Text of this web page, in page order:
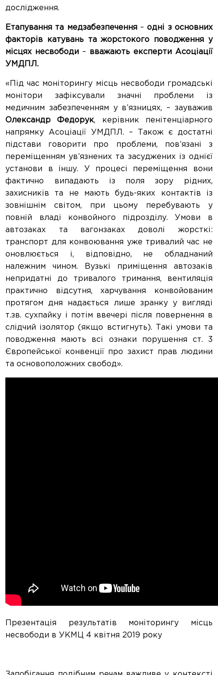
дослідження.
Етапування та медзабезпечення – одні з основних
факторів катувань та жорстокого поводження у
місцях несвободи – вважають експерти Асоціації
УМДПЛ.
«Під час моніторингу місць несвободи громадські
монітори зафіксували значні проблеми із
медичним забезпеченням у в’язницях, – зауважив
Олександр Федорук, керівник пенітенціарного
напрямку Асоціації УМДПЛ. – Також є достатні
підстави говорити про проблеми, пов’язані з
переміщенням ув’язнених та засуджених із однієї
установи в іншу. У процесі переміщення вони
фактично випадають із поля зору рідних,
захисників та не мають будь-яких контактів із
зовнішнім світом, при цьому перебувають у
повній владі конвойного підрозділу. Умови в
автозаках та вагонзаках доволі жорсткі:
транспорт для конвоювання уже тривалий час не
оновлюється і, відповідно, не обладнаний
належним чином. Вузькі приміщення автозаків
непридатні до тривалого тримання, вентиляція
практично відсутня, харчування конвойованим
протягом дня надається лише зранку у вигляді
т.зв. сухпайку і потім ввечері після повернення в
слідчий ізолятор (якщо встигнуть). Такі умови та
поводження мають всі ознаки порушення ст. 3
Європейської конвенції про захист прав людини
та основоположних свобод».
Презентація результатів моніторингу місць
несвободи в УКМЦ 4 квітня 2019 року